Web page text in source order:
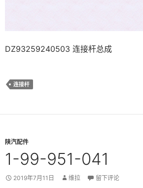
DZ93259240503 连接杆总成
连接杆
陕汽配件
1-99-951-041
2019年7月11日 维拉 留下评论